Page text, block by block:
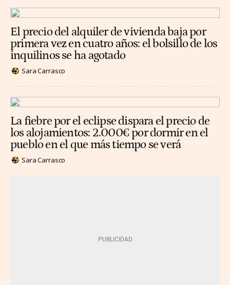
El precio del alquiler de vivienda baja por
primera vez en cuatro años: el bolsillo de los
inquilinos se ha agotado
Sara Carrasco
La fiebre por el eclipse dispara el precio de
los alojamientos: 2.000€ por dormir en el
pueblo en el que más tiempo se verá
Sara Carrasco